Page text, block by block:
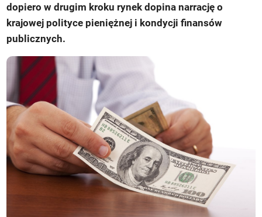
dopiero w drugim kroku rynek dopina narrację o
krajowej polityce pieniężnej i kondycji finansów
publicznych.